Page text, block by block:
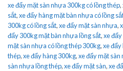
xe đẩy mặt sàn nhựa 300kg có lồng thép,
sắt,xe đẩy hàng mặt bàn nhựa có lồng
300kg có lồng sắt,xe đẩy mặt sàn nhựa,
đẩy 300kg mặt bàn nhựa lồng sắt,xe
mặt sàn nhựa có lồng thép 300kg,xe đẩy
thép,xe đẩy hàng 300kg,xe đẩy mặt
sàn nhựa lồng thép,xe đẩy mặt sàn,xe